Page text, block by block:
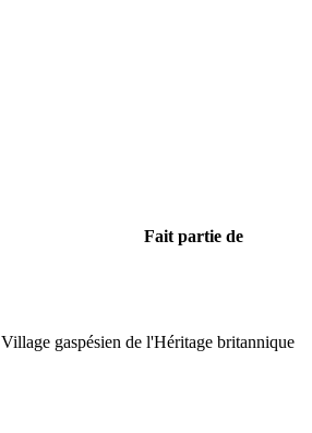
Fait partie de
Village gaspésien de l'Héritage britannique